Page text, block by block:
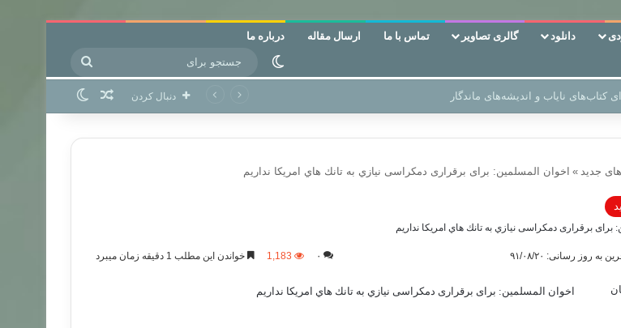
دانلود گالری تصاویر تماس با ما ارسال مقاله درباره ما
تغییر پوسته
برای خداست‌! دنبال کردن نوشته تصادفی
جدید » اخوان المسلمین: برای برقراری دمکراسی نيازي به تانك هاي امريكا نداريم
برای برقراری دمکراسی نيازي به تانك هاي امريكا نداريم
به روز رسانی: ۹۱/۰۸/۲۰ ۰ 1,183 خواندن این مطلب 1 دقیقه زمان میبرد
اخوان المسلمین: برای برقراری دمکراسی نيازي به تانك هاي امريكا نداريم